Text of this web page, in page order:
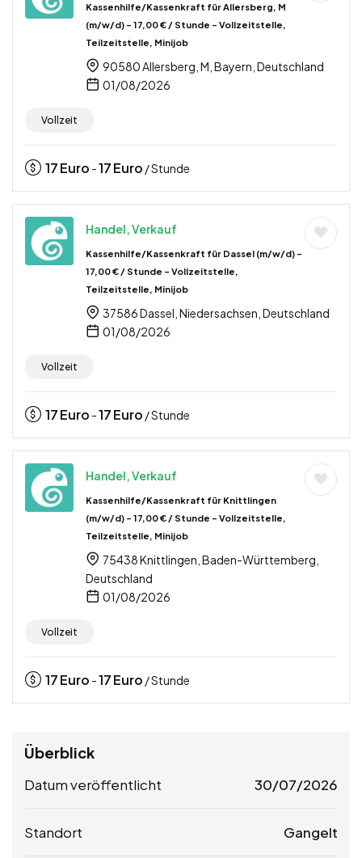
Kassenhilfe/Kassenkraft für Allersberg, M
(m/w/d) – 17,00 € / Stunde – Vollzeitstelle,
Teilzeitstelle, Minijob
90580 Allersberg, M, Bayern, Deutschland
01/08/2026
Vollzeit
17Euro -17Euro / Stunde
Handel, Verkauf
Kassenhilfe/Kassenkraft für Dassel (m/w/d) –
17,00 € / Stunde – Vollzeitstelle,
Teilzeitstelle, Minijob
37586 Dassel, Niedersachsen, Deutschland
01/08/2026
Vollzeit
17Euro -17Euro / Stunde
Handel, Verkauf
Kassenhilfe/Kassenkraft für Knittlingen
(m/w/d) – 17,00 € / Stunde – Vollzeitstelle,
Teilzeitstelle, Minijob
75438 Knittlingen, Baden-Württemberg,
Deutschland
01/08/2026
Vollzeit
17Euro -17Euro / Stunde
Überblick
Datum veröffentlicht 30/07/2026
Standort Gangelt